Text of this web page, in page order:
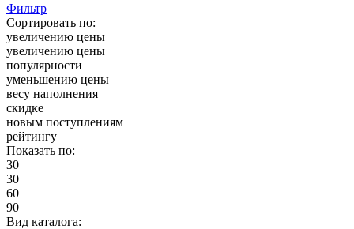
Фильтр
Сортировать по:
увеличению цены
увеличению цены
популярности
уменьшению цены
весу наполнения
скидке
новым поступлениям
рейтингу
Показать по:
30
30
60
90
Вид каталога: